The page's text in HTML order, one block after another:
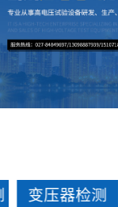
变压器检测